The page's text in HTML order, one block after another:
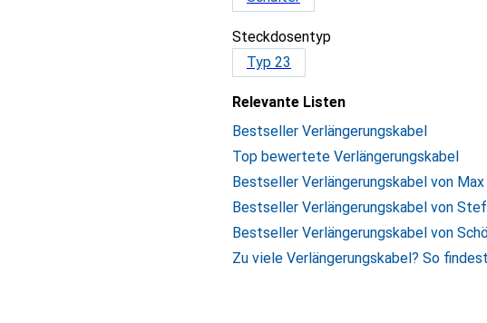
Steckdosentyp
Typ 23
Relevante Listen
Bestseller Verlängerungskabel
Top bewertete Verlängerungskabel
Bestseller Verlängerungskabel von Max
Bestseller Verlängerungskabel von
Bestseller Verlängerungskabel von
Zu viele Verlängerungskabel? So